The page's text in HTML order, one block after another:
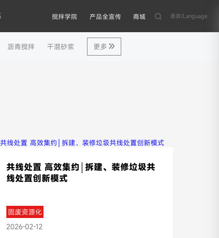
搅拌学院 产品全宣传 商城 语言/Language
沥青搅拌 干混砂浆 更多
共线处置 高效集约│拆建、装修垃圾共
线处置创新模式
固废资源化
2026-02-12